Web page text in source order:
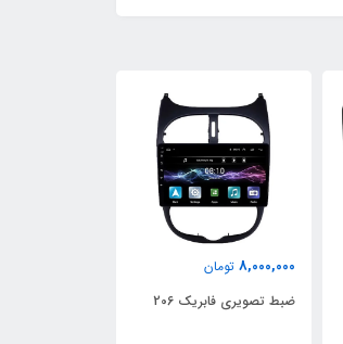
8,000,000 تومان
ضبط تصویری فابریک 206